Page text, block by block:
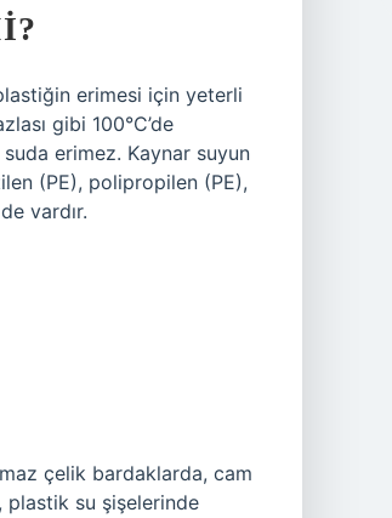
erimesi için yeterli
gibi 100°C’de
erimez. Kaynar suyun
(PE), polipropilen (PE),
vardır.
çelik bardaklarda, cam
plastik su şişelerinde